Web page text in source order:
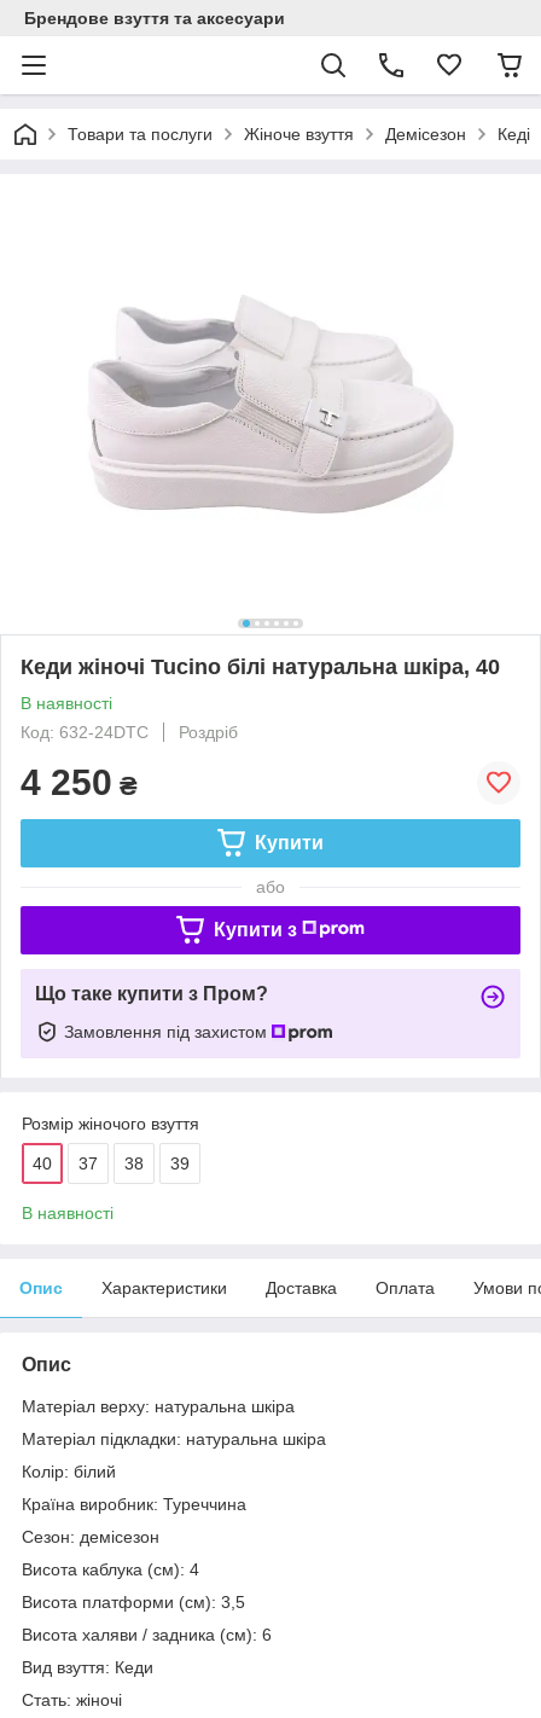
Брендове взуття та аксесуари
Товари та послуги Жіноче взуття Демісезон Кеді
Кеди жіночі Tucino білі натуральна шкіра, 40
В наявності
Код: 632-24DTC
Роздріб
4 250 ₴
Купити
або
Купити з
Що таке купити з Пром?
Замовлення під захистом
Розмір жіночого взуття
40 37 38 39
В наявності
Опис Характеристики Доставка Оплата Умови
Опис
Матеріал верху: натуральна шкіра
Матеріал підкладки: натуральна шкіра
Колір: білий
Країна виробник: Туреччина
Сезон: демісезон
Висота каблука (см): 4
Висота платформи (см): 3,5
Висота халяви / задника (см): 6
Вид взуття: Кеди
Стать: жіночі